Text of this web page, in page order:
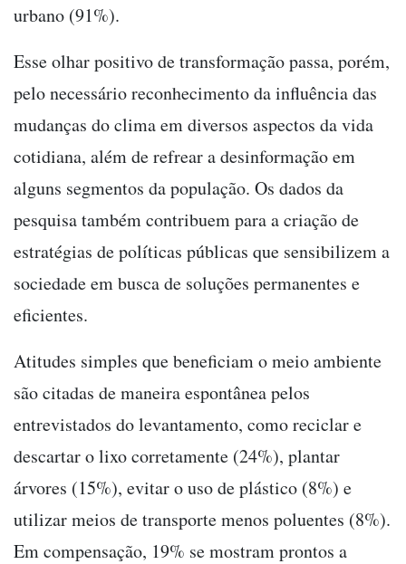
urbano (91%).
Esse olhar positivo de transformação passa, porém,
pelo necessário reconhecimento da influência das
mudanças do clima em diversos aspectos da vida
cotidiana, além de refrear a desinformação em
alguns segmentos da população. Os dados da
pesquisa também contribuem para a criação de
estratégias de políticas públicas que sensibilizem a
sociedade em busca de soluções permanentes e
eficientes.
Atitudes simples que beneficiam o meio ambiente
são citadas de maneira espontânea pelos
entrevistados do levantamento, como reciclar e
descartar o lixo corretamente (24%), plantar
árvores (15%), evitar o uso de plástico (8%) e
utilizar meios de transporte menos poluentes (8%).
Em compensação, 19% se mostram prontos a